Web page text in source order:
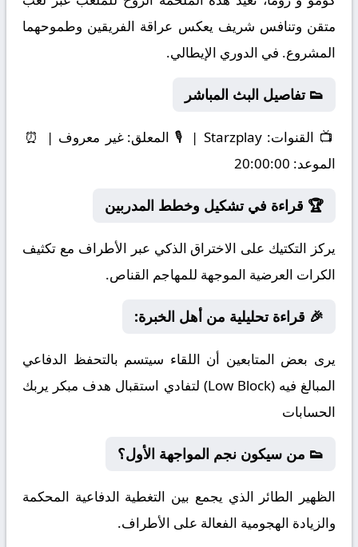
متقن وتنافس شريف يعكس عراقة الفريقين وطموحهما
المشروع. في الدوري الإيطالي.
👟 تفاصيل البث المباشر
📺 القنوات: Starzplay | 🎙️ المعلق: غير معروف | ⏰
الموعد:
🏆 قراءة في تشكيل وخطط المدربين
يركز التكتيك على الاختراق الذكي عبر الأطراف مع تكثيف
الكرات العرضية الموجهة للمهاجم القناص.
🎉 قراءة تحليلية من أهل الخبرة:
يرى بعض المتابعين أن اللقاء سيتسم بالتحفظ الدفاعي
المبالغ فيه (Low Block) لتفادي استقبال هدف مبكر يربك
الحسابات
👟 من سيكون نجم المواجهة الأول؟
الظهير الطائر الذي يجمع بين التغطية الدفاعية المحكمة
والزيادة الهجومية الفعالة على الأطراف.